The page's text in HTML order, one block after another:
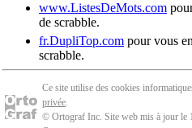
www.ListesDeMots.com
de scrabble.
fr.DupliTop.com pour vous
scrabble.
Ce site utilise des cookies
privée.
© Ortograf Inc. Site web mis à jour le